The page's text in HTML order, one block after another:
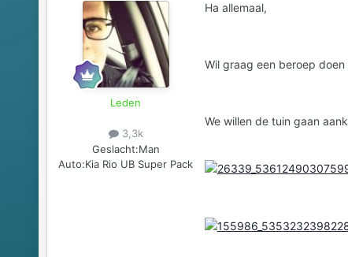
Leden
3,3k
Geslacht:Man
Auto:Kia Rio UB Super Pack
Ha allemaal,
Wil graag een beroep
We willen de tuin gaan